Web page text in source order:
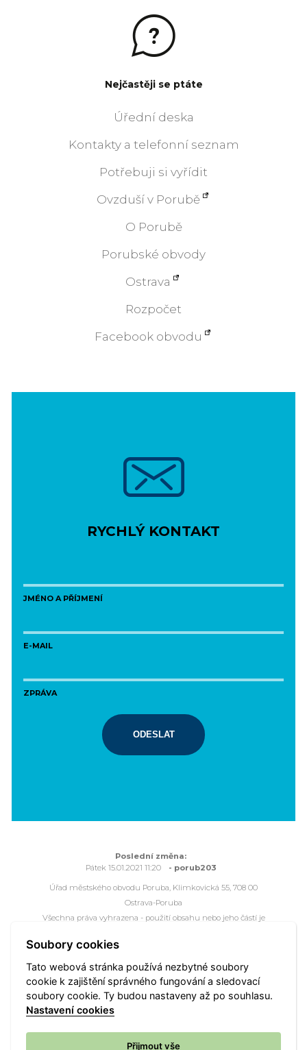
Nejčastěji se ptáte
Úřední deska
Kontakty a telefonní seznam
Potřebuji si vyřídit
Ovzduší v Porubě
O Porubě
Porubské obvody
Ostrava
Rozpočet
Facebook obvodu
RYCHLÝ KONTAKT
JMÉNO A PŘÍJMENÍ
E-MAIL
ZPRÁVA
ODESLAT
Poslední změna:
Pátek 15.01.2021 11:20
- porub203
Úřad městského obvodu Poruba, Klimkovická 55, 708 00
Ostrava-Poruba
Všechna práva vyhrazena - použití obsahu nebo jeho částí je
Webové stránky jsou ve správě společnosti
Mapa portálu Přístupnost Webmaster Vyhledat
Soubory cookies
Tato webová stránka používá nezbytné soubory
cookie k zajištění správného fungování a sledovací
soubory cookie. Ty budou nastaveny až po souhlasu.
Nastavení cookies
Přijmout vše